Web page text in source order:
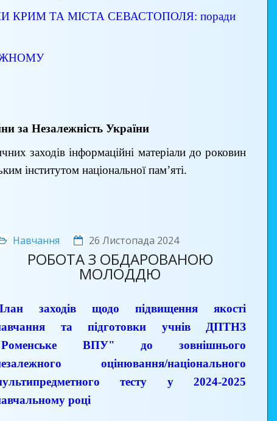
КРИМ ТА МІСТА СЕВАСТОПОЛЯ: поради
за Незалежність України
заходів інформаційні матеріали до роковин
інститутом національної пам’яті.
Навчання 26 Листопада 2024
РОБОТА З ОБДАРОВАНОЮ
МОЛОДДЮ
заходів щодо підвищення якості
та підготовки учнів ДПТНЗ
ВПУ" до зовнішнього
оцінювання/національного
тесту у 2024-2025
році